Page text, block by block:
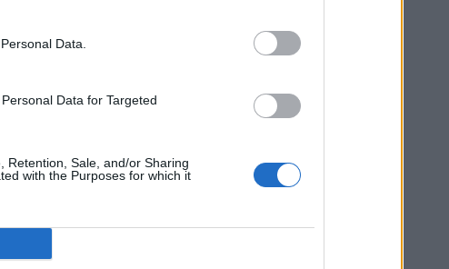
Data.
Data for Targeted
Retention, Sale, and/or Sharing
with the Purposes for which it
Ποια είναι η καλλονή πεθερά
Αργυρού που φέρεται να